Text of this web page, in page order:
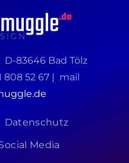
83646 Bad Tölz
808 52 67 | mail
Datenschutz
Media